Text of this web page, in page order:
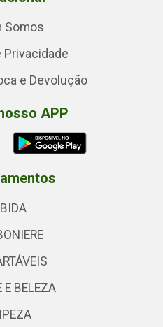
Somos
Privacidade
e Devolução
APP
E BELEZA